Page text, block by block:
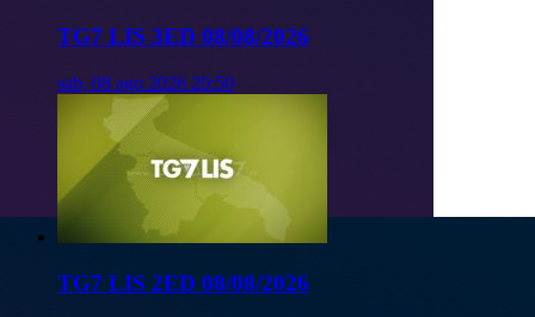
TG7 LIS 3ED 08/08/2026
sab, 08 ago 2026 20:50
TG7 LIS 2ED 08/08/2026